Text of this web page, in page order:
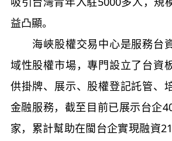
益凸顯。
海峽股權交易中心是服務台
域性股權市場，專門設立了台資
供掛牌、展示、股權登記託管、
金融服務，截至目前已展示台企
家，累計幫助在閩台企實現融資